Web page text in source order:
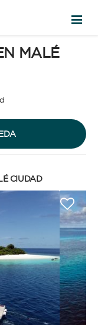
DESTINOS
GRATUITO
INICIAR SESIÓN
MALÉ
CIUDAD